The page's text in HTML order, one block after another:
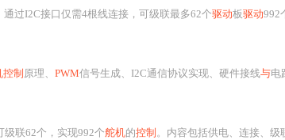
通过I2C接口仅需4根线连接，可级联最多62个驱动板驱动992
制 原理、 PWM信号生成、I2C通信协议实现、硬件接线与电
联62个，实现992个舵机的控制 。内容包括供电、连接、级联、地址分配和